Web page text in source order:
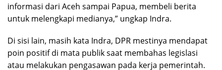
informasi dari Aceh sampai Papua, membeli berita
untuk melengkapi medianya,” ungkap Indra.
Di sisi lain, masih kata Indra, DPR mestinya mendapat
poin positif di mata publik saat membahas legislasi
atau melakukan pengasawan pada kerja pemerintah.